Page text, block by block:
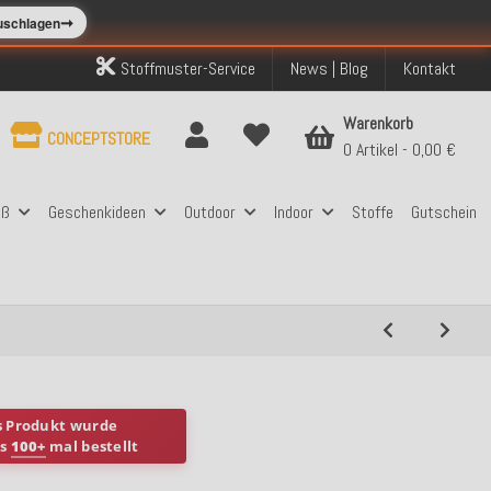
➞
Stoffmuster-Service News | Blog Kontakt
Geschenkideen Outdoor Indoor Stoffe Gutschein
CONCEPTSTORE
Warenkorb
0 Artikel
0,00 €
Produkt wurde
100+ mal bestellt